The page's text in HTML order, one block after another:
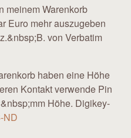
meinem Warenkorb
Euro mehr auszugeben
von Verbatim
haben eine Höhe
Kontakt verwende Pin
Höhe. Digikey-
ND